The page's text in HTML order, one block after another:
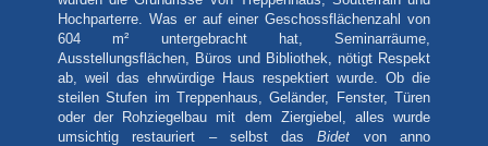
Hochparterre. Was er auf einer Geschossflächenzahl von
604 m² untergebracht hat, Seminarräume,
Ausstellungsflächen, Büros und Bibliothek, nötigt Respekt
ab, weil das ehrwürdige Haus respektiert wurde. Ob die
steilen Stufen im Treppenhaus, Geländer, Fenster, Türen
oder der Rohziegelbau mit dem Ziergiebel, alles wurde
umsichtig restauriert – selbst dasBidet von anno